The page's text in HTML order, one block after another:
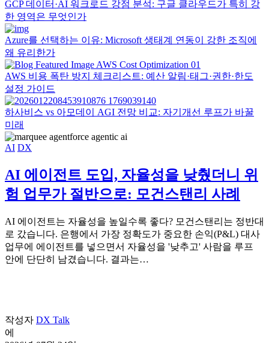
GCP 데이터·AI 워크로드 강점 분석: 구글 클라우드가 특히 강
한 영역은 무엇인가
Azure를 선택하는 이유: Microsoft 생태계 연동이 강한 조직에
왜 유리한가
AWS 비용 폭탄 방지 체크리스트: 예산 알림·태그·권한·한도
설정 가이드
하사비스 vs 아모데이 AGI 전망 비교: 자기개선 루프가 바꿀
미래
AI DX
AI 에이전트 도입, 자율성을 낮췄더니 위
험 업무가 절반으로: 모건스탠리 사례
AI 에이전트는 자율성을 높일수록 좋다? 모건스탠리는 정반대
로 갔습니다. 은행에서 가장 정확도가 중요한 손익(P&L) 대사
업무에 에이전트를 넣으면서 자율성을 '낮추고' 사람을 루프
안에 단단히 남겼습니다. 결과는…
작성자 DX Talk
에